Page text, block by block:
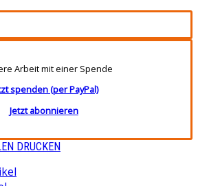
Arbeit mit einer Spende
spenden (per PayPal)
Jetzt abonnieren
DRUCKEN